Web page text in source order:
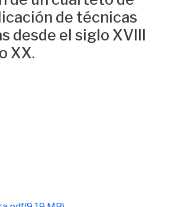
de técnicas
desde el siglo XVIII
XX.